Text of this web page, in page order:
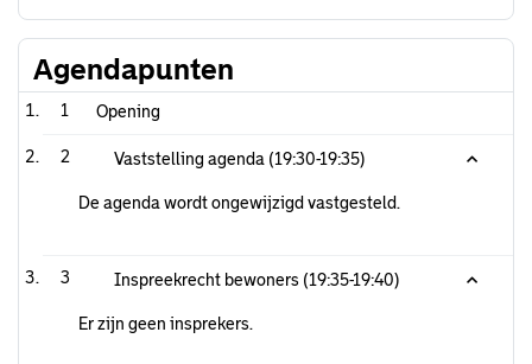
Agendapunten
1 Opening
2 Vaststelling agenda (19:30-19:35)
De agenda wordt ongewijzigd vastgesteld.
3 Inspreekrecht bewoners (19:35-19:40)
Er zijn geen insprekers.